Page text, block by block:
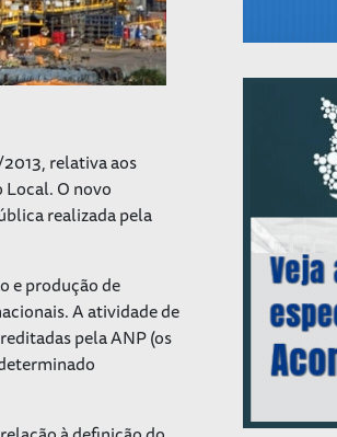
relativa aos
O novo
realizada pela
e produção de
A atividade de
pela ANP (os